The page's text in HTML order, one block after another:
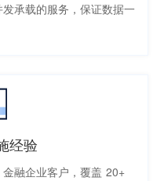
承载的服务，保证数据一
经验
融企业客户，覆盖 20+